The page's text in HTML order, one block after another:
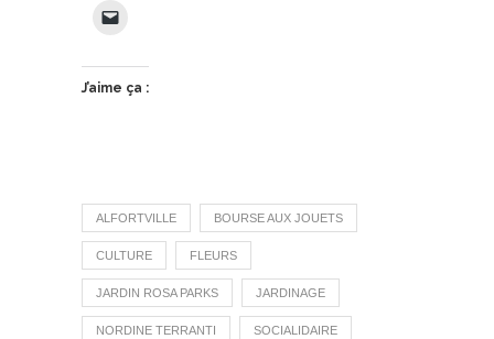
J’aime ça :
ALFORTVILLE BOURSE AUX JOUETS
CULTURE FLEURS
JARDIN ROSA PARKS JARDINAGE
NORDINE TERRANTI SOCIALIDAIRE